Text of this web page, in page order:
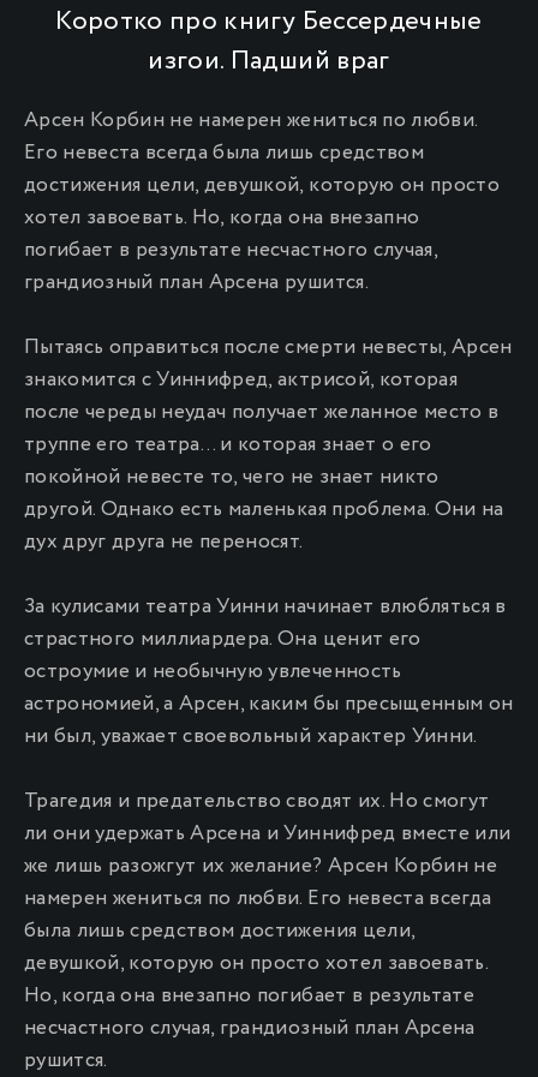
Коротко про книгу Бессердечные
изгои. Падший враг
Арсен Корбин не намерен жениться по любви.
Его невеста всегда была лишь средством
достижения цели, девушкой, которую он просто
хотел завоевать. Но, когда она внезапно
погибает в результате несчастного случая,
грандиозный план Арсена рушится.
Пытаясь оправиться после смерти невесты, Арсен
знакомится с Уиннифред, актрисой, которая
после череды неудач получает желанное место в
труппе его театра… и которая знает о его
покойной невесте то, чего не знает никто
другой. Однако есть маленькая проблема. Они на
дух друг друга не переносят.
За кулисами театра Уинни начинает влюбляться в
страстного миллиардера. Она ценит его
остроумие и необычную увлеченность
астрономией, а Арсен, каким бы пресыщенным он
ни был, уважает своевольный характер Уинни.
Трагедия и предательство сводят их. Но смогут
ли они удержать Арсена и Уиннифред вместе или
же лишь разожгут их желание? Арсен Корбин не
намерен жениться по любви. Его невеста всегда
была лишь средством достижения цели,
девушкой, которую он просто хотел завоевать.
Но, когда она внезапно погибает в результате
несчастного случая, грандиозный план Арсена
рушится.